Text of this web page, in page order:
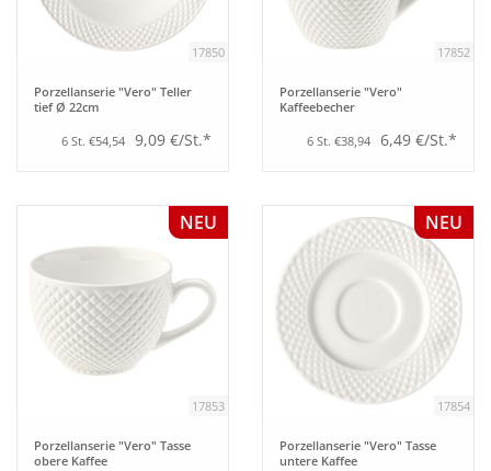
17850
Porzellanserie "Vero" Teller
tief Ø 22cm
6 St. €54,54 9,09 €/St.*
17852
Porzellanserie "Vero"
Kaffeebecher
6 St. €38,94 6,49 €/St.*
NEU
17853
Porzellanserie "Vero" Tasse
obere Kaffee
NEU
17854
Porzellanserie "Vero" Tasse
untere Kaffee